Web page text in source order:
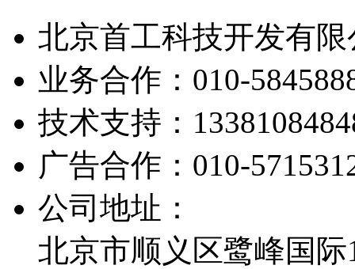
北京首工科技开发有限
业务合作： 010-
技术支持：
广告合作： 010-
公司地址：
北京市顺义区鹭峰国际